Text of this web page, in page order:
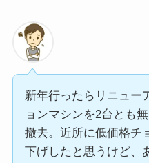
新年行ったらリニュー
ョンマシンを2台とも
撤去。近所に低価格チ
下げしたと思うけど、